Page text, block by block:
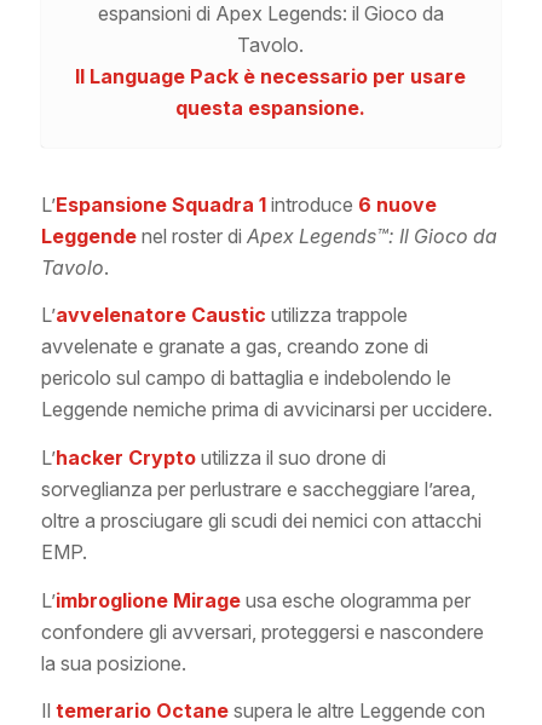
espansioni di Apex Legends: il Gioco da
Tavolo.
Il Language Pack è necessario per usare
questa espansione.
L’Espansione Squadra 1introduce 6 nuove
Leggendenel roster di Apex Legends™: Il Gioco da
Tavolo.
L’avvelenatore Caustic utilizza trappole
avvelenate e granate a gas, creando zone di
pericolo sul campo di battaglia e indebolendo le
Leggende nemiche prima di avvicinarsi per uccidere.
L’hacker Cryptoutilizza il suo drone di
sorveglianza per perlustrare e saccheggiare l’area,
oltre a prosciugare gli scudi dei nemici con attacchi
EMP.
L’imbroglione Mirageusa esche ologramma per
confondere gli avversari, proteggersi e nascondere
la sua posizione.
Il temerario Octanesupera le altre Leggende con